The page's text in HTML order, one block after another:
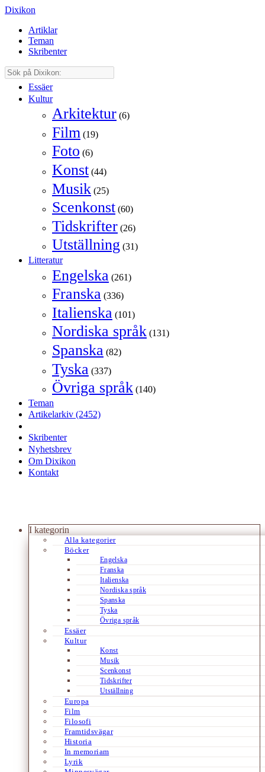
Dixikon
Artiklar
Teman
Skribenter
Essäer
Kultur
Arkitektur (6)
Film (19)
Foto (6)
Konst (44)
Musik (25)
Scenkonst (60)
Tidskrifter (26)
Utställning (31)
Litteratur
Engelska (261)
Franska (336)
Italienska (101)
Nordiska språk (131)
Spanska (82)
Tyska (337)
Övriga språk (140)
Teman
Artikelarkiv (2452)
Skribenter
Nyhetsbrev
Om Dixikon
Kontakt
I kategorin
Alla kategorier
Böcker
Engelska
Franska
Italienska
Nordiska språk
Spanska
Tyska
Övriga språk
Essäer
Kultur
Konst
Musik
Scenkonst
Tidskrifter
Utställning
Europa
Film
Filosofi
Framtidsvägar
Historia
In memoriam
Lyrik